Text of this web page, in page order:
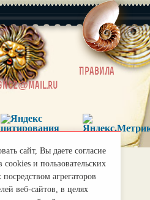
|
Правила
сайт, Вы даете согласие
cookies и пользовательских
агрегаторов
веб-сайтов, в целях